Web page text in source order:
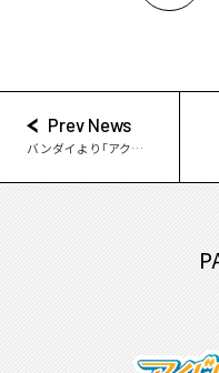
Prev News
バンダイより「アクリルハートチャーム」新登場！